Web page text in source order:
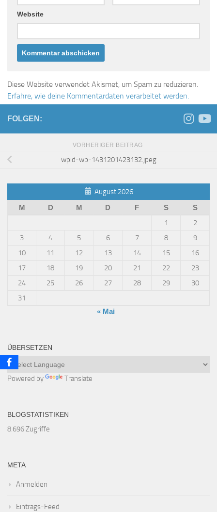
Website
Diese Website verwendet Akismet, um Spam zu reduzieren.
Erfahre, wie deine Kommentardaten verarbeitet werden.
FOLGEN:
VORHERIGER BEITRAG
wpid-wp-1431201423132.jpeg
August 2026
M D M D F S S
1
2
3
4 5 6 7 8
9
10
11 12 13 14 15
16
17
18 19 20 21 22
23
24
25 26 27 28 29
30
31
« Mai
ÜBERSETZEN
Powered by Translate
BLOGSTATISTIKEN
8.696 Zugriffe
META
Anmelden
Eintrags-Feed